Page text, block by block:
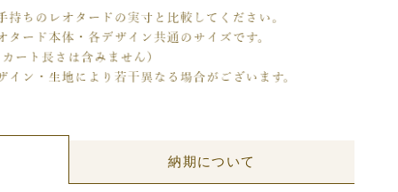
納期について